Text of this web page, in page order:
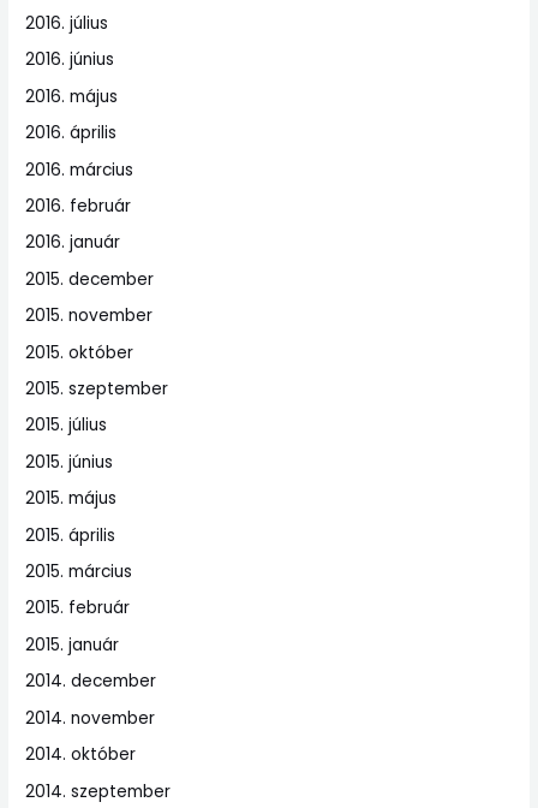
2016. július
2016. június
2016. május
2016. április
2016. március
2016. február
2016. január
2015. december
2015. november
2015. október
2015. szeptember
2015. július
2015. június
2015. május
2015. április
2015. március
2015. február
2015. január
2014. december
2014. november
2014. október
2014. szeptember